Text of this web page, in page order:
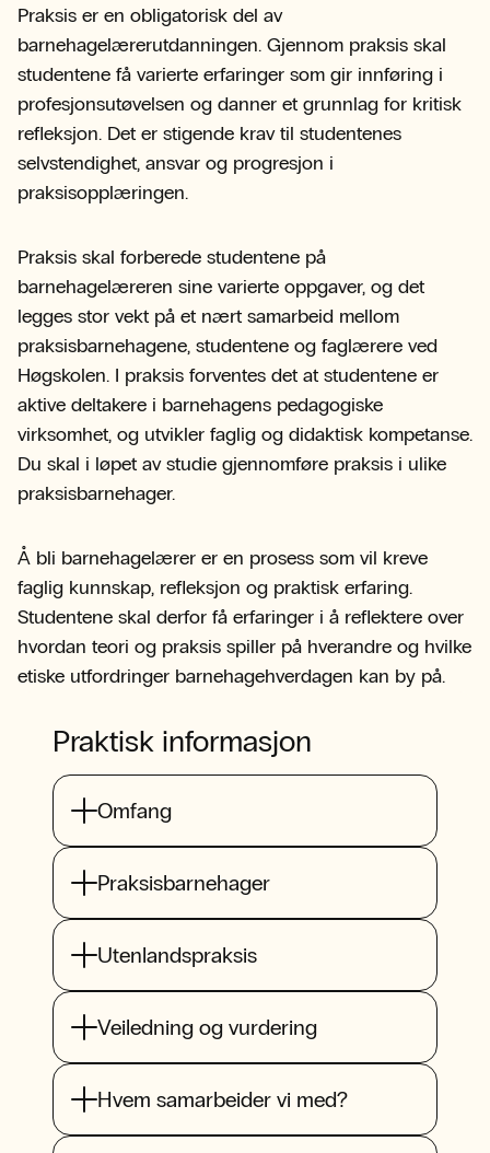
Praksis er en obligatorisk del av
barnehagelærerutdanningen. Gjennom praksis skal
studentene få varierte erfaringer som gir innføring i
profesjonsutøvelsen og danner et grunnlag for kritisk
refleksjon. Det er stigende krav til studentenes
selvstendighet, ansvar og progresjon i
praksisopplæringen.
Praksis skal forberede studentene på
barnehagelæreren sine varierte oppgaver, og det
legges stor vekt på et nært samarbeid mellom
praksisbarnehagene, studentene og faglærere ved
Høgskolen. I praksis forventes det at studentene er
aktive deltakere i barnehagens pedagogiske
virksomhet, og utvikler faglig og didaktisk kompetanse.
Du skal i løpet av studie gjennomføre praksis i ulike
praksisbarnehager.
Å bli barnehagelærer er en prosess som vil kreve
faglig kunnskap, refleksjon og praktisk erfaring.
Studentene skal derfor få erfaringer i å reflektere over
hvordan teori og praksis spiller på hverandre og hvilke
etiske utfordringer barnehagehverdagen kan by på.
Praktisk informasjon
Omfang
Praksisbarnehager
Utenlandspraksis
Veiledning og vurdering
Hvem samarbeider vi med?